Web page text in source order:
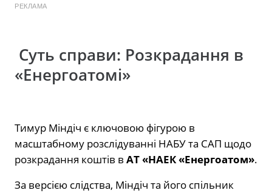
РЕКЛАМА
Суть справи: Розкрадання в
«Енергоатомі»
Тимур Міндіч є ключовою фігурою в
масштабному розслідуванні НАБУ та САП щодо
розкрадання коштів в АТ «НАЕК «Енергоатом».
За версією слідства, Міндіч та його спільник